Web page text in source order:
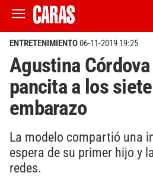
ENTRETENIMIENTO06-11-2019 19:25
Agustina
pancita a los
embarazo
La modelo compartió una
espera de su primer hijo y
redes.